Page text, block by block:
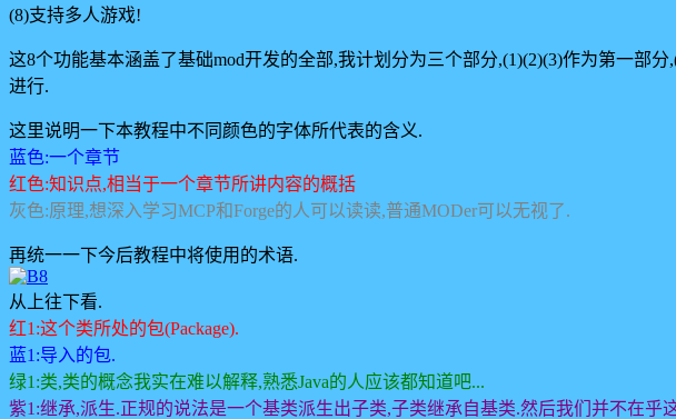
(8)支持多人游戏!
这8个功能基本涵盖了基础mod开发的全部,我计划分为三个部分,(1)(2)(3)作为第一部
进行.
这里说明一下本教程中不同颜色的字体所代表的含义.
蓝色:一个章节
红色:知识点,相当于一个章节所讲内容的概括
灰色:原理,想深入学习MCP和Forge的人可以读读,普通MODer可以无视了.
再统一一下今后教程中将使用的术语.
从上往下看.
红1:这个类所处的包(Package).
蓝1:导入的包.
绿1:类,类的概念我实在难以解释,熟悉Java的人应该都知道吧...
紫1:继承,派生.正规的说法是一个基类派生出子类,子类继承自基类.然后我们并不在